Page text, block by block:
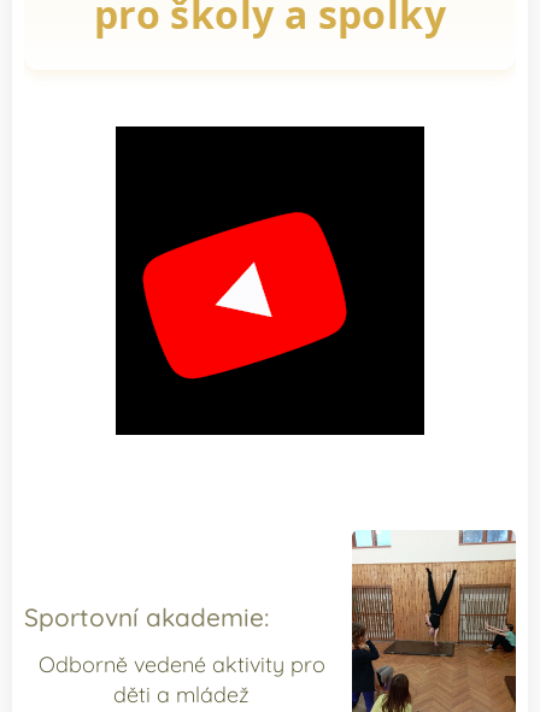
pro školy a spolky
Sportovní akademie:
Odborně vedené aktivity pro
děti a mládež